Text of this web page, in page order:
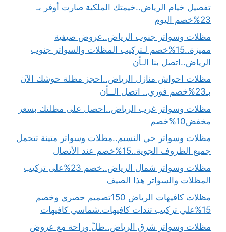
تفصيل خيام الرياض..خيمتك الملكية صارت أوفر بـ
23%خصم اليوم
مظلات وسواتر جنوب الرياض..عروض صيفية
مميزة..15%خصم لـتركيب المظلات والسواتر جنوب
الرياض..اتصل بنا الـأن
مظلات احواش منازل الرياض..احجز مظلة حوشك الآن
بـ23%خصم فوري.. اتصل الــأن
مظلات وسواتر غرب الرياض..احصل على مظلتك بسعر
مخفض10%خصم
مظلات وسواتر حي النسيم..مظلات وسواتر متينة تتحمل
جميع الظروف الجوية..15%خصم عند الأتصال
مظلات وسواتر شمال الرياض..خصم 23%على تركيب
المظلات والسواتر هذا الصيف
مظلات كافيهات الرياض 150تصميم حصري وخصم
15%علي تركيب تندات كافيهات.شماسي كافيهات
مظلات وسواتر شرق الرياض..ظلّ وراحة مع عروض